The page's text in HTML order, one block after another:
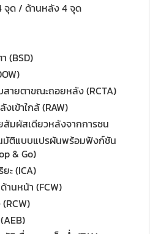
จุด / ด้านหลัง 4 จุด
(BSD)
สายตาขณะถอยหลัง (RCTA)
เข้าใกล้ (RAW)
มผัสเดียวหลังจากการชน
มัติแบบแปรผันพร้อมฟังก์ชัน
& Go)
ะ (ICA)
านหน้า (FCW)